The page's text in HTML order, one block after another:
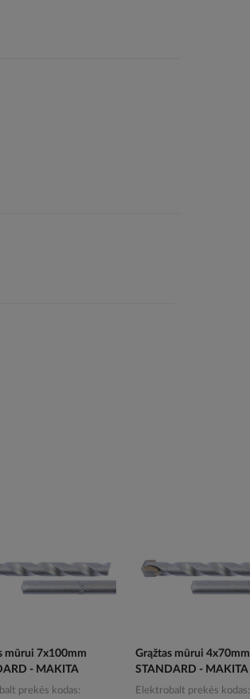
mūrui 7x100mm
- MAKITA
prekės kodas
Grąžtas mūrui 4x70mm
STANDARD - MAKITA
Elektrobalt prekės kodas